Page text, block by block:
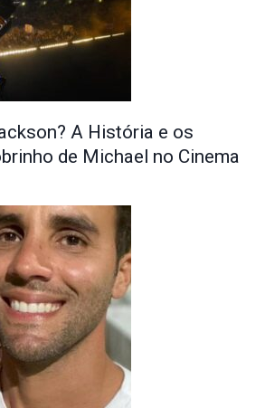
A História e os
de Michael no Cinema